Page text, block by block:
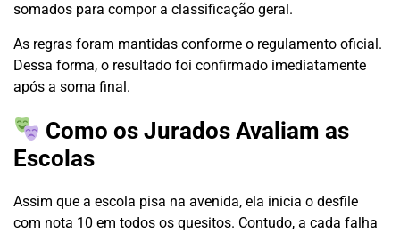
somados para compor a classificação geral.
As regras foram mantidas conforme o regulamento oficial.
Dessa forma, o resultado foi confirmado imediatamente
após a soma final.
Como os Jurados Avaliam as
Escolas
Assim que a escola pisa na avenida, ela inicia o desfile
com nota 10 em todos os quesitos. Contudo, a cada falha